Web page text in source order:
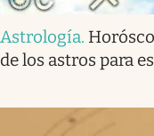
Astrología.
de los astros para